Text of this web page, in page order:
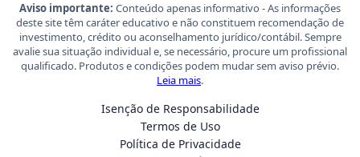
Aviso importante: Conteúdo apenas informativo - As informações
deste site têm caráter educativo e não constituem recomendação de
investimento, crédito ou aconselhamento jurídico/contábil. Sempre
avalie sua situação individual e, se necessário, procure um profissional
qualificado. Produtos e condições podem mudar sem aviso prévio.
Leia mais.
Isenção de Responsabilidade
Termos de Uso
Política de Privacidade